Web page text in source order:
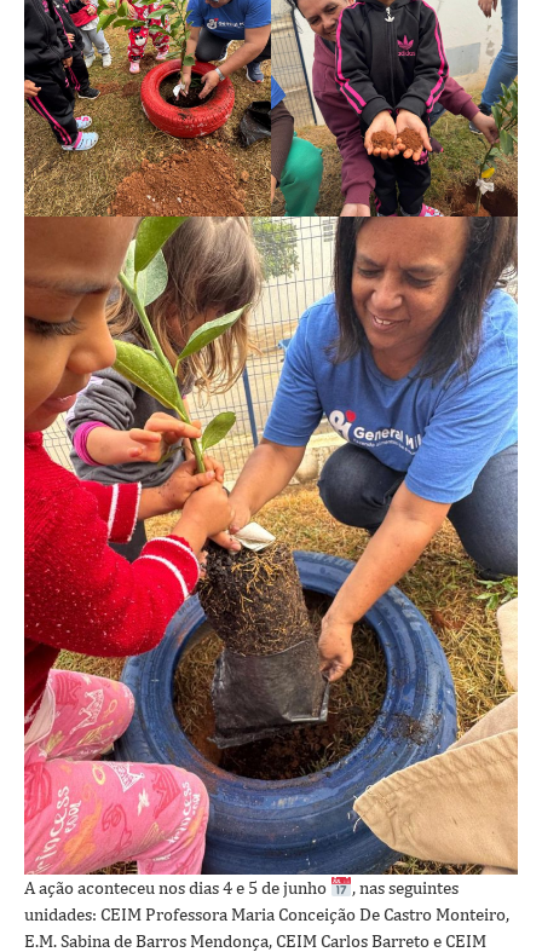
A ação aconteceu nos dias 4 e 5 de junho
, nas seguintes
unidades: CEIM Professora Maria Conceição De Castro Monteiro,
E.M. Sabina de Barros Mendonça, CEIM Carlos Barreto e CEIM